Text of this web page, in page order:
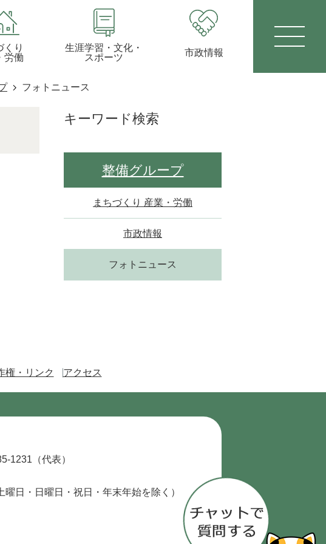
くり
労働
生涯学習・文化・
スポーツ
市政情報
フォトニュース
キーワード検索
整備グループ
まちづくり 産業・労働
市政情報
フォトニュース
権・リンク アクセス
1231（代表）
曜日・日曜日・祝日・年末年始を除く）